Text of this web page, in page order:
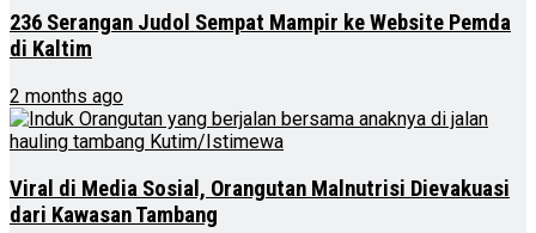
236 Serangan Judol Sempat Mampir ke Website Pemda
di Kaltim
2 months ago
Viral di Media Sosial, Orangutan Malnutrisi Dievakuasi
dari Kawasan Tambang